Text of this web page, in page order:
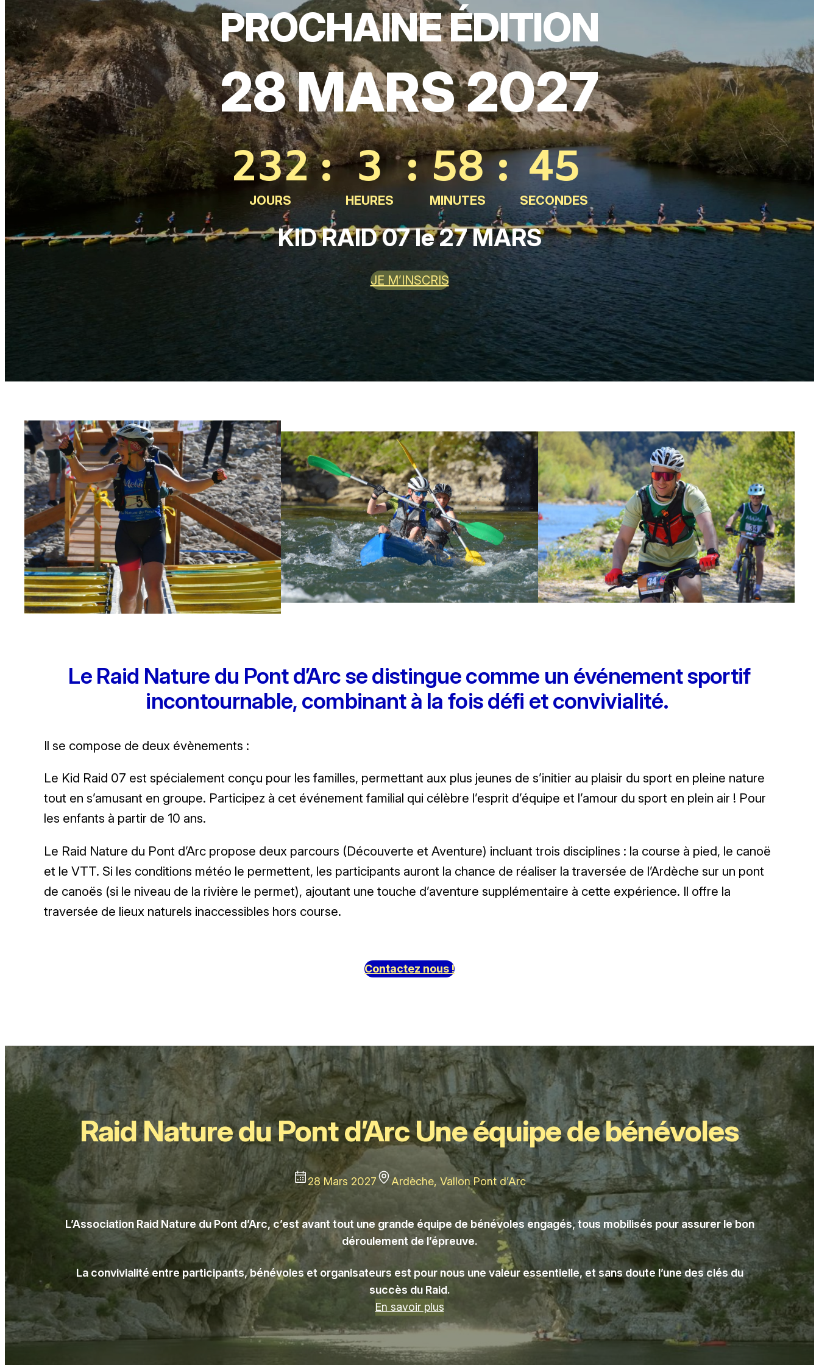
PROCHAINE ÉDITION
28 MARS 2027
232
JOURS
: 3
HEURES
: 58
MINUTES
: 42
SECONDES
KID RAID 07 le 27 MARS
JE M’INSCRIS
Le Raid Nature du Pont d’Arc se distingue comme un événement sportif
incontournable, combinant à la fois défi et convivialité.
Il se compose de deux évènements :
Le Kid Raid 07 est spécialement conçu pour les familles, permettant aux plus jeunes de s’initier au plaisir du sport en pleine nature
tout en s’amusant en groupe. Participez à cet événement familial qui célèbre l’esprit d’équipe et l’amour du sport en plein air ! Pour
les enfants à partir de 10 ans.
Le Raid Nature du Pont d’Arc propose deux parcours (Découverte et Aventure) incluant trois disciplines : la course à pied, le canoë
et le VTT. Si les conditions météo le permettent, les participants auront la chance de réaliser la traversée de l’Ardèche sur un pont
de canoës (si le niveau de la rivière le permet), ajoutant une touche d’aventure supplémentaire à cette expérience. Il offre la
traversée de lieux naturels inaccessibles hors course.
Contactez nous !
Raid Nature du Pont d’Arc Une équipe de bénévoles
28 Mars 2027 Ardèche, Vallon Pont d’Arc
L’Association Raid Nature du Pont d’Arc, c’est avant tout une grande équipe de bénévoles engagés, tous mobilisés pour assurer le bon
déroulement de l’épreuve.
La convivialité entre participants, bénévoles et organisateurs est pour nous une valeur essentielle, et sans doute l’une des clés du
succès du Raid.
En savoir plus